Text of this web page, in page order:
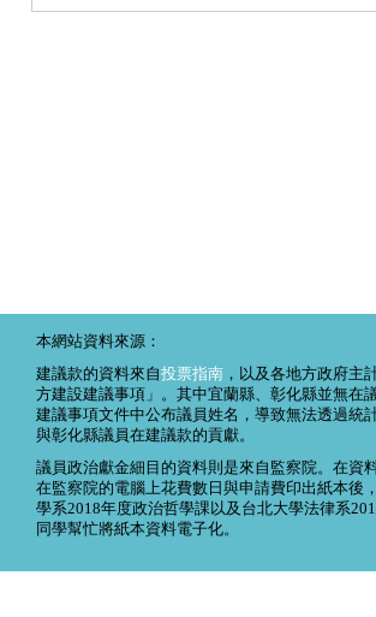
本網站資料來源：
建議款的資料來自投票指南 ，以及各地方政府主
方建設建議事項」。其中宜蘭縣、彰化縣並無在
建議事項文件中公布議員姓名，導致無法透過統
與彰化縣議員在建議款的貢獻。
議員政治獻金細目的資料則是來自監察院。在資
在監察院的電腦上花費數日與申請費印出紙本後
學系2018年度政治哲學課以及台北大學法律系
同學幫忙將紙本資料電子化。